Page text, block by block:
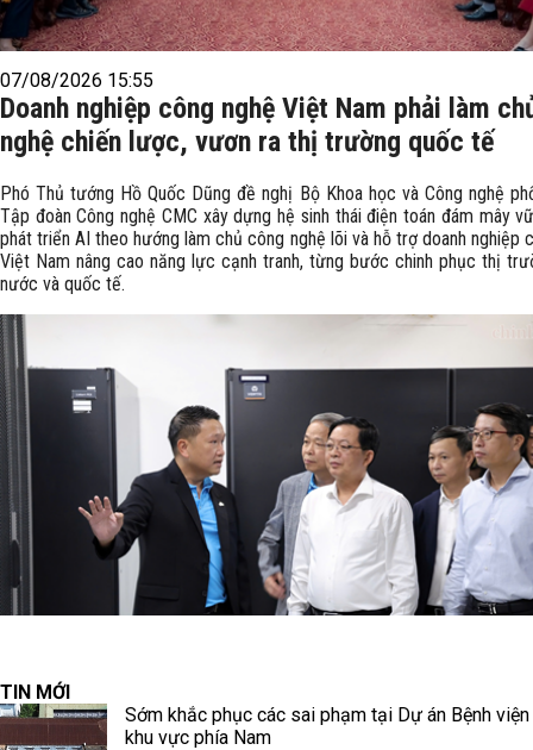
07/08/2026 15:55
Doanh nghiệp công nghệ Việt Nam phải làm
nghệ chiến lược, vươn ra thị trường quốc tế
Phó Thủ tướng Hồ Quốc Dũng đề nghị Bộ Khoa học và Công nghệ
Tập đoàn Công nghệ CMC xây dựng hệ sinh thái điện toán đám mây
phát triển AI theo hướng làm chủ công nghệ lõi và hỗ trợ doanh nghiệp
Việt Nam nâng cao năng lực cạnh tranh, từng bước chinh phục thị
nước và quốc tế.
TIN MỚI
Sớm khắc phục các sai phạm tại Dự án Bệnh
khu vực phía Nam